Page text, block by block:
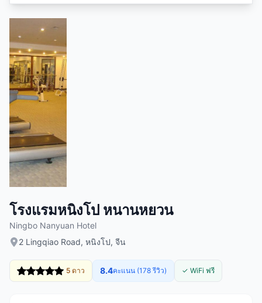
โรงแรมหนิงโป หนานหยวน
Ningbo Nanyuan Hotel
2 Lingqiao Road, หนิงโป, จีน
5 ดาว 8.4คะแนน (178 รีวิว) ✓ WiFi ฟรี